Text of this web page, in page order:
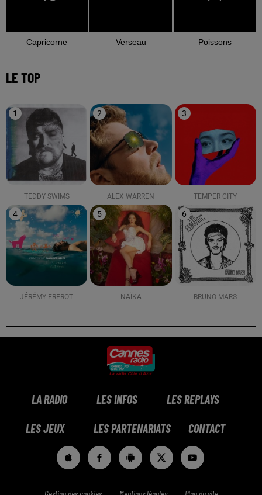
Capricorne Verseau Poissons
LE TOP
1
TEDDY SWIMS
2
ALEX WARREN
3
TEMPER CITY
4
JÉRÉMY FREROT
5
NAÏKA
6
BRUNO MARS
LA RADIO LES INFOS LES REPLAYS
LES JEUX LES PARTENARIATS CONTACT